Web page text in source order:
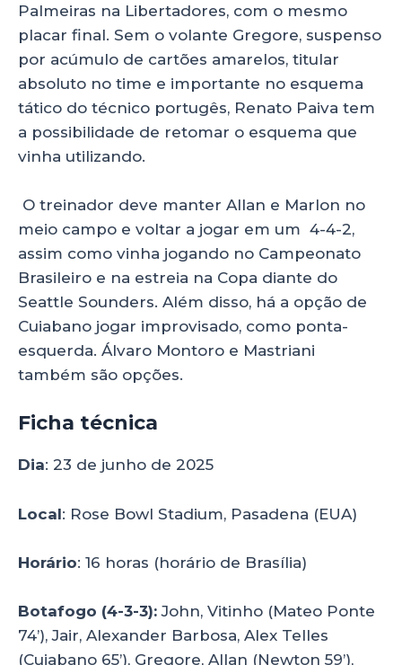
Palmeiras na Libertadores, com o mesmo
placar final. Sem o volante Gregore, suspenso
por acúmulo de cartões amarelos, titular
absoluto no time e importante no esquema
tático do técnico portugês, Renato Paiva tem
a possibilidade de retomar o esquema que
vinha utilizando.
O treinador deve manter Allan e Marlon no
meio campo e voltar a jogar em um 4-4-2,
assim como vinha jogando no Campeonato
Brasileiro e na estreia na Copa diante do
Seattle Sounders. Além disso, há a opção de
Cuiabano jogar improvisado, como ponta-
esquerda. Álvaro Montoro e Mastriani
também são opções.
Ficha técnica
Dia: 23 de junho de 2025
Local: Rose Bowl Stadium, Pasadena (EUA)
Horário: 16 horas (horário de Brasília)
Botafogo (4-3-3): John, Vitinho (Mateo Ponte
74’), Jair, Alexander Barbosa, Alex Telles
(Cuiabano 65’), Gregore, Allan (Newton 59’),